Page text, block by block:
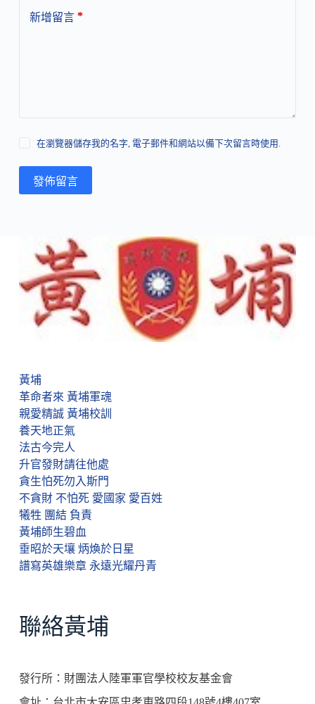
新增留言*
在瀏覽器儲存我的名字, 電子郵件和網站以備下次留言時使用.
發佈留言
黃埔
革命者來 黃埔軍魂
親愛精誠 黃埔校訓
養天地正氣
法古今完人
升官發財請往他處
貪生怕死勿入斯門
不貪財 不怕死 愛國家 愛百姓
犧牲 團結 負責
黃埔師生碧血
垂昭於天壤 炳煥於日星
譜寫英雄樂章 永遠光耀丹青
聯絡黃埔
發行所：財團法人陸軍軍官學校校友基金會